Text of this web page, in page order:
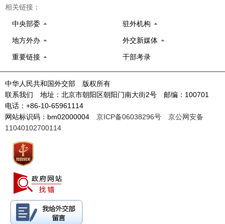
相关链接：
中央部委 驻外机构
地方外办 外交新媒体
重要链接 干部考录
中华人民共和国外交部 版权所有
联系我们 地址：北京市朝阳区朝阳门南大街2号 邮编：100701
电话：+86-10-65961114
网站标识码：bm02000004 京ICP备06038296号
京公网安备
11040102700114